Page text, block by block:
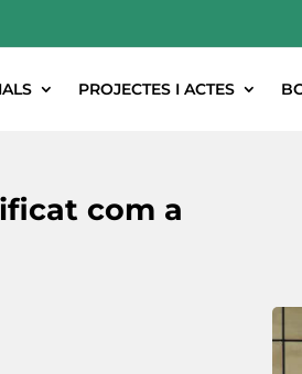
PROJECTES I ACTES
com a